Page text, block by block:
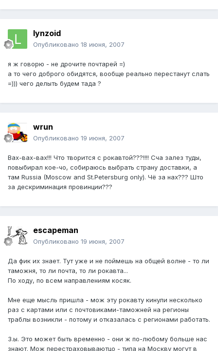
lynzoid
Опубликовано 18 июня, 2007
я ж говорю - не дрочите почтарей =)
а то чего доброго обидятся, вообще реально перестанут слать
=))) чего делыть будем тада ?
wrun
Опубликовано 19 июня, 2007
Вах-вах-вах!!! Что творится с рокавтой???!!!! Сча залез туды,
повыбирал кое-чо, собираюсь выбрать страну доставки, а
там Russia (Moscow and St.Petersburg only). Чё за нах??? Што
за дескриминация провинции???
escapeman
Опубликовано 19 июня, 2007
Да фик их знает. Тут уже и не поймешь на общей волне - то ли
таможня, то ли почта, то ли рокавта...
По ходу, по всем направлениям косяк.
Мне еще мысль пришла - мож эту рокавту кинули несколько
раз с картами или с почтовиками-таможней на регионы
траблы возникли - потому и отказалась с регионами работать.
З.ы. Это может быть временно - они ж по-любому больше нас
знают. Мож перестраховываютцо - типа на Москву могут в